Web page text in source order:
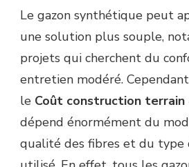
Le gazon synthétique peut
une solution plus souple,
projets qui cherchent du
entretien modéré.
le Coût construction terrain
dépend énormément du
qualité des fibres et du type